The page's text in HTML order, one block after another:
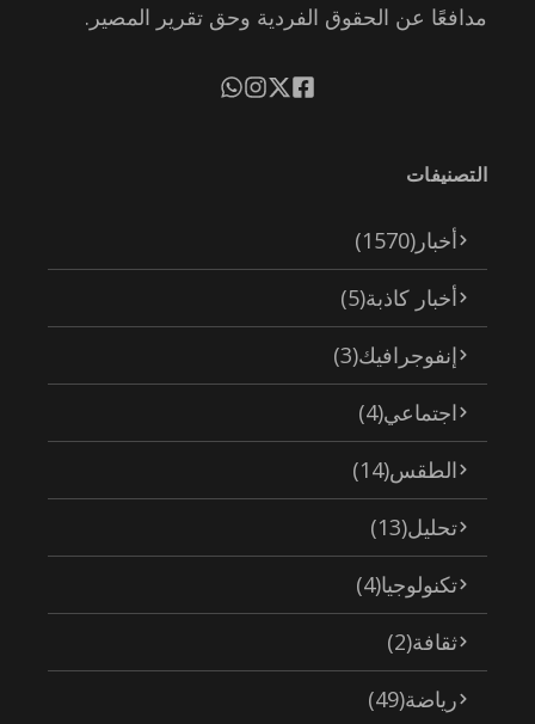
مدافعًا عن الحقوق الفردية وحق تقرير المصير.
التصنيفات
أخبار (1570)
أخبار كاذبة(5)
إنفوجرافيك(3)
اجتماعي(4)
الطقس(14)
تحليل(13)
تكنولوجيا(4)
ثقافة(2)
رياضة(49)